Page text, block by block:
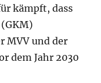
kämpft, dass
MVV und der
dem Jahr 2030